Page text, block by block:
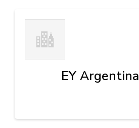
EY Argentina